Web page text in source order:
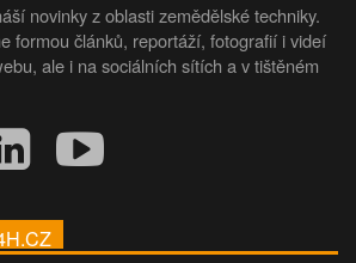
novinky z oblasti zemědělské techniky.
formou článků, reportáží, fotografií i videí
ale i na sociálních sítích a v tištěném